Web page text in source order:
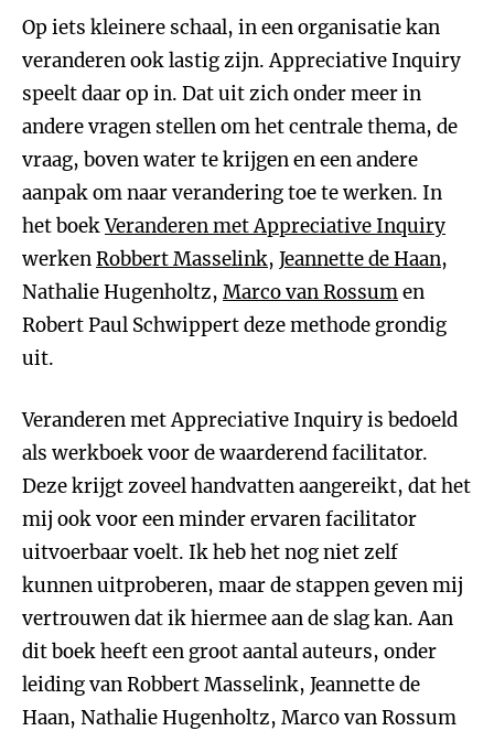
Op iets kleinere schaal, in een organisatie kan
veranderen ook lastig zijn. Appreciative Inquiry
speelt daar op in. Dat uit zich onder meer in
andere vragen stellen om het centrale thema, de
vraag, boven water te krijgen en een andere
aanpak om naar verandering toe te werken. In
het boekVeranderen met Appreciative Inquiry
werkenRobbert Masselink, Jeannette de Haan,
Nathalie Hugenholtz, Marco van Rossumen
Robert Paul Schwippert deze methode grondig
uit.
Veranderen met Appreciative Inquiry is bedoeld
als werkboek voor de waarderend facilitator.
Deze krijgt zoveel handvatten aangereikt, dat het
mij ook voor een minder ervaren facilitator
uitvoerbaar voelt. Ik heb het nog niet zelf
kunnen uitproberen, maar de stappen geven mij
vertrouwen dat ik hiermee aan de slag kan. Aan
dit boek heeft een groot aantal auteurs, onder
leiding van Robbert Masselink, Jeannette de
Haan, Nathalie Hugenholtz, Marco van Rossum